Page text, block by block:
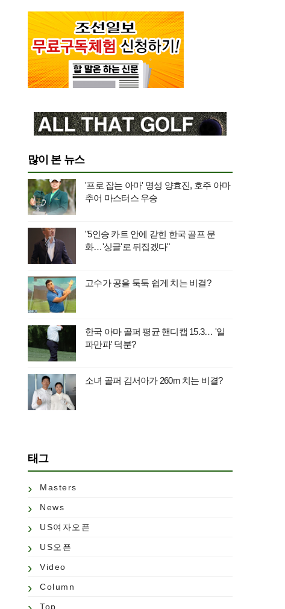
많이 본 뉴스
'프로 잡는 아마' 명성 양효진, 호주 아마
추어 마스터스 우승
"5인승 카트 안에 갇힌 한국 골프 문
화…'싱글'로 뒤집겠다"
고수가 공을 툭툭 쉽게 치는 비결?
한국 아마 골퍼 평균 핸디캡 15.3… '일
파만파' 덕분?
소녀 골퍼 김서아가 260m 치는 비결?
태그
Masters
News
US여자오픈
US오픈
Video
Column
Top